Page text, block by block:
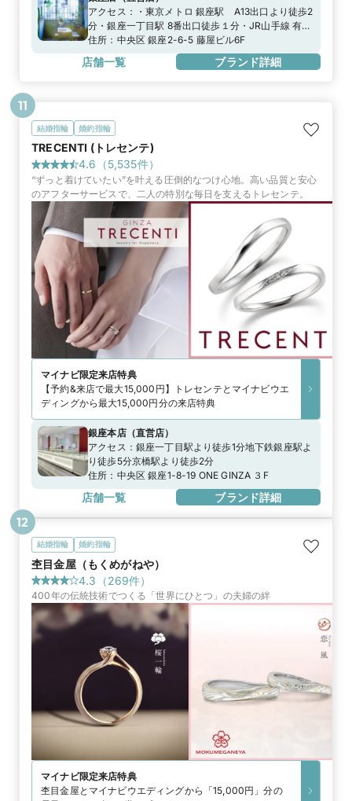
アクセス：
・東京メトロ 銀座駅 A13出口より徒歩2
分・銀座一丁目駅 8番出口徒歩１分・JR山手線 有楽
町駅 徒歩5分※専用駐車場がございません。近隣の
コインパーキングをご利用ください。
住所： 中央区 銀座2-6-5 藤屋ビル6F
店舗一覧 ブランド詳細
結婚指輪 婚約指輪
TRECENTI (トレセンテ)
4.6 （5,535件）
“ずっと着けていたい”を叶える圧倒的なつけ心地。高い品質と安心
のアフターサービスで、二人の特別な毎日を支えるトレセンテ。
マイナビ限定来店特典
【予約&来店で最大15,000円】トレセンテとマイナビウエ
ディングから最大15,000円分の来店特典
銀座本店（直営店）
アクセス： 銀座一丁目駅より徒歩1分地下鉄銀座駅よ
り徒歩5分京橋駅より徒歩2分
住所： 中央区 銀座1-8-19 ONE GINZA ３F
店舗一覧 ブランド詳細
11
結婚指輪 婚約指輪
杢目金屋（もくめがねや）
4.3 （269件）
400年の伝統技術でつくる「世界にひとつ」の夫婦の絆
マイナビ限定来店特典
杢目金屋とマイナビウエディングから「15,000円」分の
12